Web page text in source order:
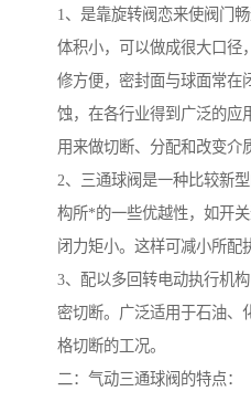
1、是靠旋转阀恋来使阀门
体积小，可以做成很大口径
修方便，密封面与球面常在
蚀，在各行业得到广泛的应
用来做切断、分配和改变介
2、三通球阀是一种比较新
构所*的一些优越性，如开
闭力矩小。这样可减小所配
3、配以多回转电动执行机
密切断。广泛适用于石油、
格切断的工况。
二：气动三通球阀的特点：